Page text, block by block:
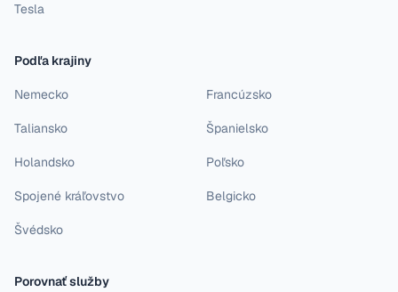
Tesla
Podľa krajiny
Nemecko Francúzsko
Taliansko Španielsko
Holandsko Poľsko
Spojené kráľovstvo Belgicko
Švédsko
Porovnať služby